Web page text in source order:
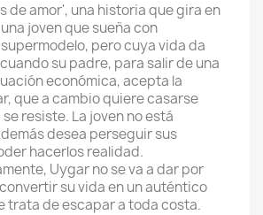
de amor', una historia que gira en
joven que sueña con
pero cuya vida da
su padre, para salir de una
económica, acepta la
que a cambio quiere casarse
resiste. La joven no está
desea perseguir sus
hacerlos realidad.
Uygar no se va a dar por
su vida en un auténtico
trata de escapar a toda costa.